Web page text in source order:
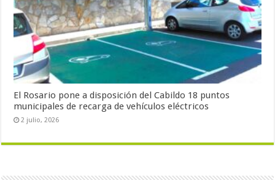
El Rosario pone a disposición del Cabildo 18 puntos
municipales de recarga de vehículos eléctricos
2 julio, 2026